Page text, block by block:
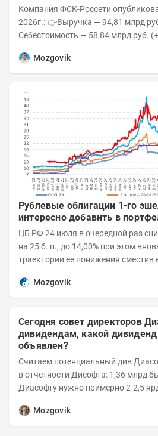
Компания ФСК-Россети опубликовала отчет РСБУ за Q2
2026г.: 👉Выручка — 94,81 млрд руб. (+9,4% г/г) 👉
Себестоимость — 58,84 млрд руб. (+11,9 г/г)
Mozgovik
Рублевые облигации 1-го
интересно добавить в
ЦБ РФ 24 июля в очередной раз
на 25 б. п., до 14,00% при этом
траектории ее понижения сместив
Mozgovik
Сегодня совет директоров
дивидендам, какой
объявлен?
Считаем потенциальный див Диасофта: На 31
в отчетности Дисофта: 1,36 млрд был кэш 2,1 дебиторка
Диасофту нужно примерно 2-2,5
Mozgovik